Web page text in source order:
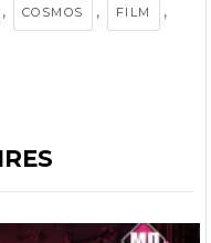
, COSMOS , FILM ,